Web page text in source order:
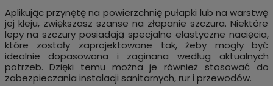
Aplikując przynętę na powierzchnię pułapki lub na warstwę
jej kleju, zwiększasz szanse na złapanie szczura. Niektóre
lepy na szczury posiadają specjalne elastyczne nacięcia,
które zostały zaprojektowane tak, żeby mogły być
idealnie dopasowana i zaginana według aktualnych
potrzeb. Dzięki temu można je również stosować do
zabezpieczania instalacji sanitarnych, rur i przewodów.